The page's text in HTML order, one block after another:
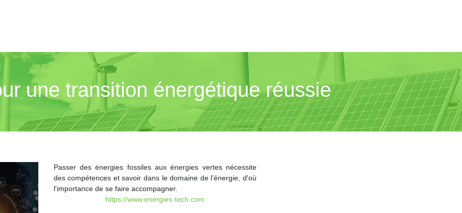
une transition énergétique réussie
Passer des énergies fossiles aux énergies vertes nécessite
des compétences et savoir dans le domaine de l'énergie, d'où
l'importance de se faire accompagner.
https://www.energies-tech.com